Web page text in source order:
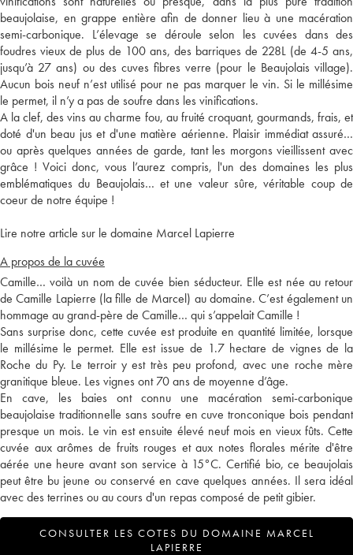
beaujolaise, en grappe entière afin de donner lieu à une macération
semi-carbonique. L’élevage se déroule selon les cuvées dans des
foudres vieux de plus de 100 ans, des barriques de 228L (de 4-5 ans,
jusqu’à 27 ans) ou des cuves fibres verre (pour le Beaujolais village).
Aucun bois neuf n’est utilisé pour ne pas marquer le vin. Si le millésime
le permet, il n’y a pas de soufre dans les vinifications.
A la clef, des vins au charme fou, au fruité croquant, gourmands, frais, et
doté d'un beau jus et d'une matière aérienne. Plaisir immédiat assuré…
ou après quelques années de garde, tant les morgons vieillissent avec
grâce ! Voici donc, vous l’aurez compris, l'un des domaines les plus
emblématiques du Beaujolais… et une valeur sûre, véritable coup de
coeur de notre équipe !
Lire notre article sur le domaine Marcel Lapierre
A propos de la cuvée
Camille… voilà un nom de cuvée bien séducteur. Elle est née au retour
de Camille Lapierre (la fille de Marcel) au domaine. C’est également un
hommage au grand-père de Camille… qui s’appelait Camille !
Sans surprise donc, cette cuvée est produite en quantité limitée, lorsque
le millésime le permet. Elle est issue de 1.7 hectare de vignes de la
Roche du Py. Le terroir y est très peu profond, avec une roche mère
granitique bleue. Les vignes ont 70 ans de moyenne d’âge.
En cave, les baies ont connu une macération semi-carbonique
beaujolaise traditionnelle sans soufre en cuve tronconique bois pendant
presque un mois. Le vin est ensuite élevé neuf mois en vieux fûts. Cette
cuvée aux arômes de fruits rouges et aux notes florales mérite d'être
aérée une heure avant son service à 15°C. Certifié bio, ce beaujolais
peut être bu jeune ou conservé en cave quelques années. Il sera idéal
avec des terrines ou au cours d'un repas composé de petit gibier.
CONSULTER LES COTES DU DOMAINE MARCEL
LAPIERRE